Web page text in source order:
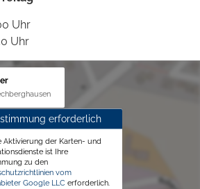
Uhr
Uhr
erforderlich
Aktivierung der Karten- und
ist Ihre
zu den
vom
Google LLC erforderlich.